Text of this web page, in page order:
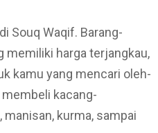
Souq Waqif. Barang-
memiliki harga terjangkau,
kamu yang mencari oleh-
kacang-
manisan, kurma, sampai